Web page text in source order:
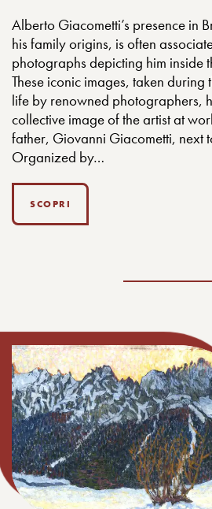
Alberto Giacometti’s presence in
his family origins, is often
photographs depicting him inside
These iconic images, taken during
life by renowned photographers,
collective image of the artist at
father, Giovanni Giacometti, next
Organized by…
SCOPRI